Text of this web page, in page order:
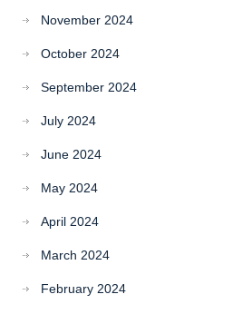
November 2024
October 2024
September 2024
July 2024
June 2024
May 2024
April 2024
March 2024
February 2024